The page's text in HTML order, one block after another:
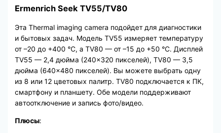
Ermenrich Seek TV55/TV80
Эта Thermal imaging camera подойдет для диагностики
и бытовых задач. Модель TV55 измеряет температуру
от –20 до +400 °C, а TV80 — от –15 до +50 °C. Дисплей
TV55 — 2,4 дюйма (240×320 пикселей), TV80 — 3,5
дюйма (640×480 пикселей). Вы можете выбрать одну
из 8 или 12 цветовых палитр. TV80 подключается к ПК,
смартфону и планшету. Обе модели поддерживают
автоотключение и запись фото/видео.
Плюсы: